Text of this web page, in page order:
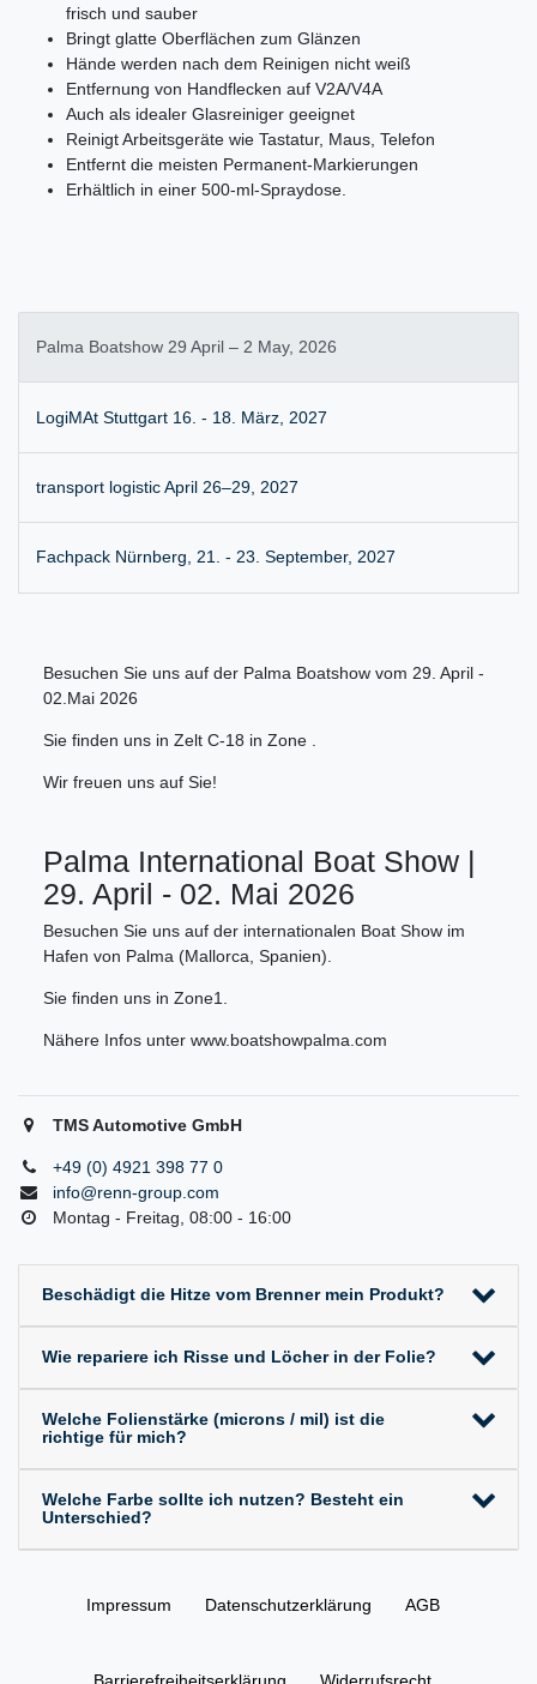
frisch und sauber
Bringt glatte Oberflächen zum Glänzen
Hände werden nach dem Reinigen nicht weiß
Entfernung von Handflecken auf V2A/V4A
Auch als idealer Glasreiniger geeignet
Reinigt Arbeitsgeräte wie Tastatur, Maus, Telefon
Entfernt die meisten Permanent-Markierungen
Erhältlich in einer 500-ml-Spraydose.
Palma Boatshow 29 April – 2 May, 2026
LogiMAt Stuttgart 16. - 18. März, 2027
transport logistic April 26–29, 2027
Fachpack Nürnberg, 21. - 23. September, 2027
Besuchen Sie uns auf der Palma Boatshow vom 29. April -
02.Mai 2026
Sie finden uns in Zelt C-18 in Zone .
Wir freuen uns auf Sie!
Palma International Boat Show |
29. April - 02. Mai 2026
Besuchen Sie uns auf der internationalen Boat Show im
Hafen von Palma (Mallorca, Spanien).
Sie finden uns in Zone1.
Nähere Infos unter www.boatshowpalma.com
TMS Automotive GmbH
+49 (0) 4921 398 77 0
info@renn-group.com
Montag - Freitag, 08:00 - 16:00
Beschädigt die Hitze vom Brenner mein Produkt?
Wie repariere ich Risse und Löcher in der Folie?
Welche Folienstärke (microns / mil) ist die
richtige für mich?
Welche Farbe sollte ich nutzen? Besteht ein
Unterschied?
Impressum Daten­schutz­erklärung AGB
Barrierefreiheitserklärung Widerrufs­recht